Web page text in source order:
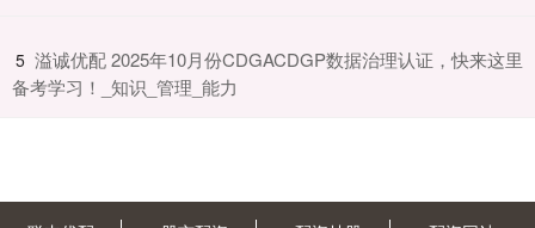
5 ​溢诚优配 2025年10月份CDGACDGP数据治理认证，快来这里
备考学习！_知识_管理_能力